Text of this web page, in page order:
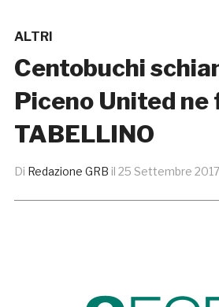
ALTRI
Centobuchi
Piceno United ne
TABELLINO
Di Redazione GRB il 25 Settembre 2017